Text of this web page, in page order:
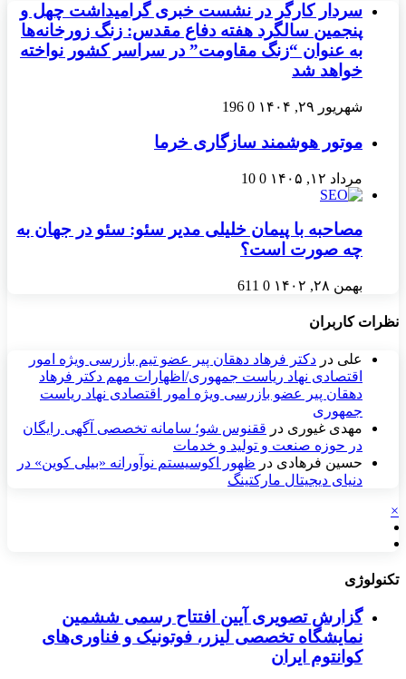
سردار کارگر در نشست خبری گرامیداشت چهل و
پنجمین سالگرد هفته دفاع مقدس: زنگ زورخانه‌ها
به عنوان “زنگ مقاومت” در سراسر کشور نواخته
خواهد شد
شهریور ۲۹, ۱۴۰۴ 0
196
موتور هوشمند سازگاری خرما
مرداد ۱۲, ۱۴۰۵ 0
10
مصاحبه با پیمان خلیلی مدیر سئو: سئو در جهان به
چه صورت است؟
بهمن ۲۸, ۱۴۰۲ 0
611
نظرات کاربران
علی در دکتر فرهاد دهقان پیر عضو تيم بازرسی ويژه امور
اقتصادی نهاد رياست جمهوری/اظهارات مهم دکتر فرهاد
دهقان پیر عضو بازرسی ویژه امور اقتصادی نهاد ریاست
جمهوری
مهدی غیوری در ققنوس شو؛ سامانه تخصصی آگهی رایگان
در حوزه صنعت و تولید و خدمات
حسین فرهادی در ظهور اکوسیستم نوآورانه «بیلی کوین» در
دنیای دیجیتال مارکتینگ
×
تکنولوژی
گزارش تصویری آیین افتتاح رسمی ششمین
نمایشگاه تخصصی لیزر، فوتونیک و فناوری‌های
کوانتوم ایران